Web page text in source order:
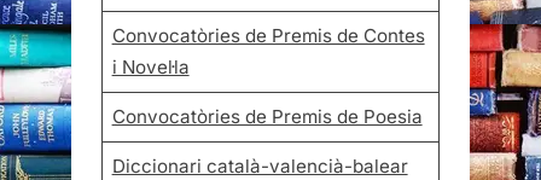
Convocatòries de Premis de Contes
i Novel·la
Convocatòries de Premis de Poesia
Diccionari català-valencià-balear